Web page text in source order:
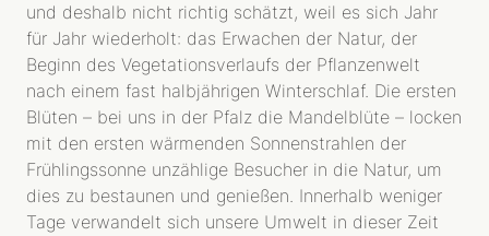
und deshalb nicht richtig schätzt, weil es sich Jahr
für Jahr wiederholt: das Erwachen der Natur, der
Beginn des Vegetationsverlaufs der Pflanzenwelt
nach einem fast halbjährigen Winterschlaf. Die ersten
Blüten – bei uns in der Pfalz die Mandelblüte – locken
mit den ersten wärmenden Sonnenstrahlen der
Frühlingssonne unzählige Besucher in die Natur, um
dies zu bestaunen und genießen. Innerhalb weniger
Tage verwandelt sich unsere Umwelt in dieser Zeit